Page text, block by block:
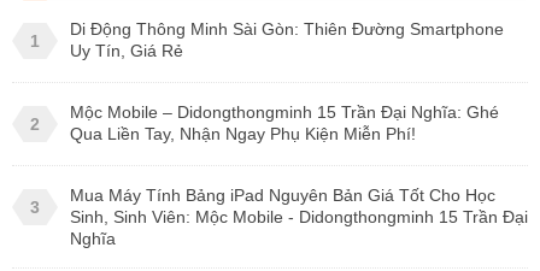
1
Di Động Thông Minh Sài Gòn: Thiên Đường Smartphone
Uy Tín, Giá Rẻ
2
Mộc Mobile – Didongthongminh 15 Trần Đại Nghĩa: Ghé
Qua Liền Tay, Nhận Ngay Phụ Kiện Miễn Phí!
3
Mua Máy Tính Bảng iPad Nguyên Bản Giá Tốt Cho Học
Sinh, Sinh Viên: Mộc Mobile - Didongthongminh 15 Trần Đại
Nghĩa